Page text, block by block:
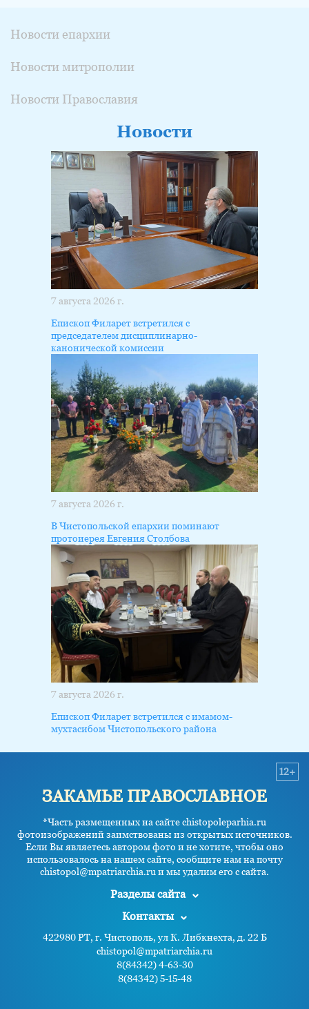
Новости епархии
Новости митрополии
Новости Православия
Новости
7 августа 2026 г.
Епископ Филарет встретился с
председателем дисциплинарно-
канонической комиссии
7 августа 2026 г.
В Чистопольской епархии поминают
протоиерея Евгения Столбова
7 августа 2026 г.
Епископ Филарет встретился с имамом-
мухтасибом Чистопольского района
ЗАКАМЬЕ ПРАВОСЛАВНОЕ
*Часть размещенных на сайте chistopoleparhia.ru
фотоизображений заимствованы из открытых источников.
Если Вы являетесь автором фото и не хотите, чтобы оно
использовалось на нашем сайте, сообщите нам на почту
chistopol@mpatriarchia.ru и мы удалим его с сайта.
12+
Разделы сайта
Контакты
422980 РТ, г. Чистополь, ул К. Либкнехта, д. 22 Б
chistopol@mpatriarchia.ru
8(84342) 4-63-30
8(84342) 5-15-48